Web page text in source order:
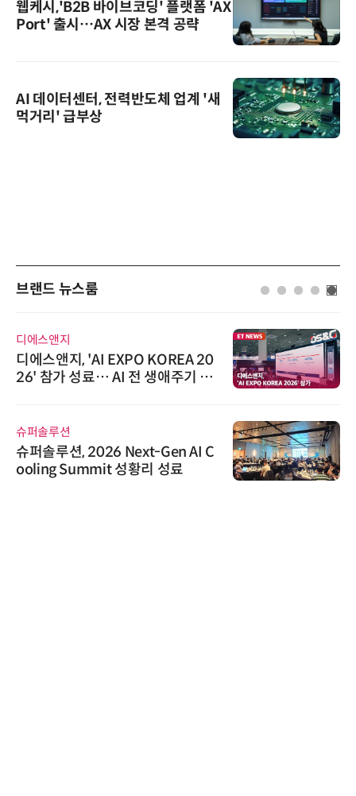
웹케시,'B2B 바이브코딩' 플랫폼 'AX
Port' 출시…AX 시장 본격 공략
AI 데이터센터, 전력반도체 업계 '새
먹거리' 급부상
브랜드 뉴스룸
디에스앤지
디에스앤지, 'AI EXPO KOREA 20
26' 참가 성료… AI 전 생애주기 아
슈퍼솔루션
슈퍼솔루션, 2026 Next-Gen AI C
ooling Summit 성황리 성료